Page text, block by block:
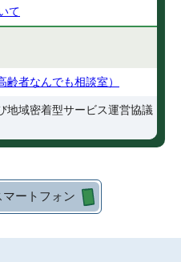
て
者なんでも相談室）
地域密着型サービス運営協議
マートフォン